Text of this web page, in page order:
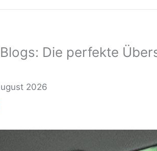
Die perfekte
2026